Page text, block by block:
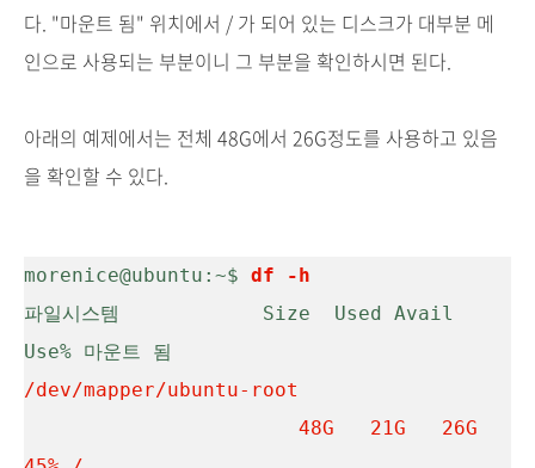
다. "마운트 됨" 위치에서 / 가 되어 있는 디스크가 대부분 메
인으로 사용되는 부분이니 그 부분을 확인하시면 된다.
아래의 예제에서는 전체 48G에서 26G정도를 사용하고 있음
을 확인할 수 있다.
morenice@ubuntu:~$ df -h
파일시스템            Size  Used Avail
/dev/mapper/ubuntu-root